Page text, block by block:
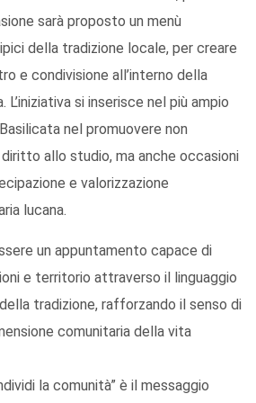
sarà proposto un menù
della tradizione locale, per creare
e condivisione all’interno della
L’iniziativa si inserisce nel più ampio
nel promuovere non
allo studio, ma anche occasioni
e valorizzazione
lucana.
un appuntamento capace di
e territorio attraverso il linguaggio
tradizione, rafforzando il senso di
comunitaria della vita
la comunità” è il messaggio